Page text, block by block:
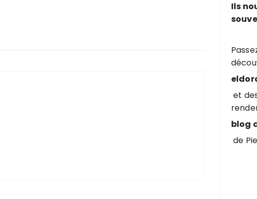
h
e
o
u
r
Ils
et
blog
de